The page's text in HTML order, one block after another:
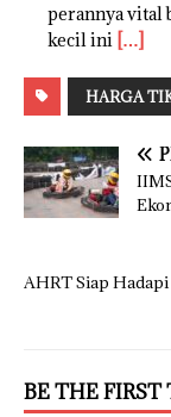
perannya vital
kecil ini […]
HARGA
AHRT Siap
BE THE